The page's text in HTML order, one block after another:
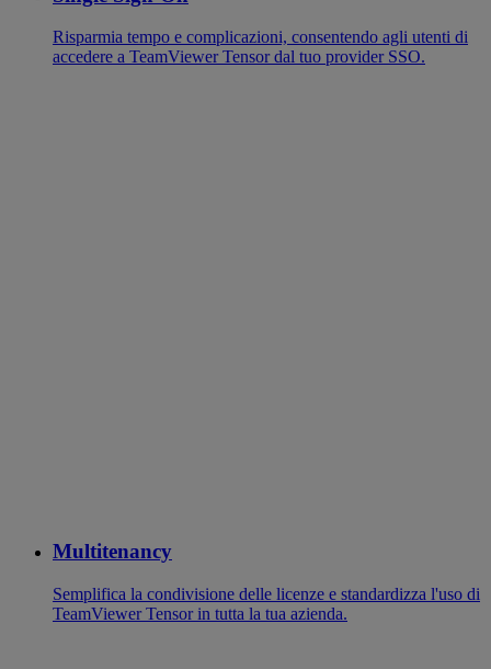
Risparmia tempo e complicazioni, consentendo agli utenti di
accedere a TeamViewer Tensor dal tuo provider SSO.
Multitenancy
Semplifica la condivisione delle licenze e standardizza l'uso di
TeamViewer Tensor in tutta la tua azienda.